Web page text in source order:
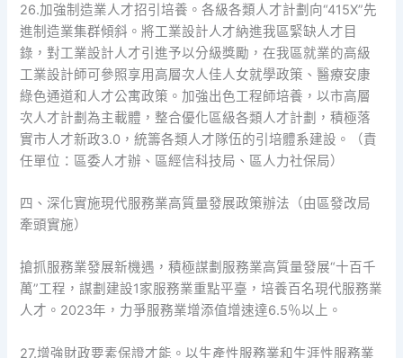
26.加強制造業人才招引培養。各級各類人才計劃向“415X”先
進制造業集群傾斜。將工業設計人才納進我區緊缺人才目
錄，對工業設計人才引進予以分級獎勵，在我區就業的高級
工業設計師可參照享用高層次人佳人女就學政策、醫療安康
綠色通道和人才公寓政策。加強出色工程師培養，以市高層
次人才計劃為主載體，整合優化區級各類人才計劃，積極落
實市人才新政3.0，統籌各類人才隊伍的引培體系建設。（責
任單位：區委人才辦、區經信科技局、區人力社保局）
四、深化實施現代服務業高質量發展政策辦法（由區發改局
牽頭實施）
搶抓服務業發展新機遇，積極謀劃服務業高質量發展“十百千
萬”工程，謀劃建設1家服務業重點平臺，培養百名現代服務業
人才。2023年，力爭服務業增添值增速達6.5％以上。
27.增強財政要素保證才能。以生產性服務業和生涯性服務業